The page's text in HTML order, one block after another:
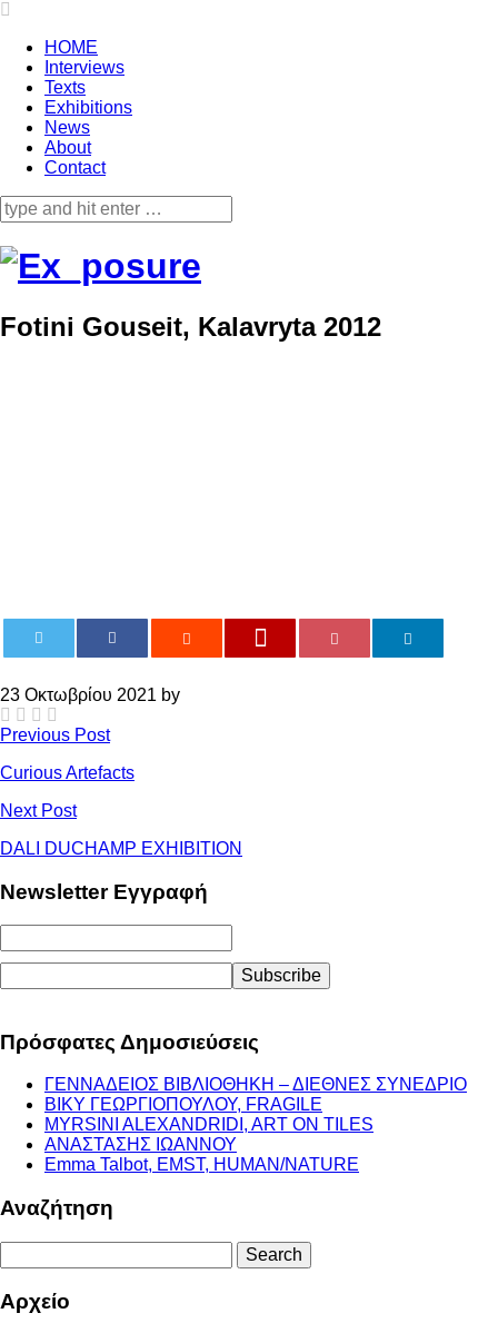
HOME
Interviews
Texts
Exhibitions
News
About
Contact
Fotini Gouseit, Kalavryta 2012
23 Οκτωβρίου 2021 by
Previous Post
Curious Artefacts
Next Post
DALI DUCHAMP EXHIBITION
Newsletter Εγγραφή
Πρόσφατες Δημοσιεύσεις
ΓΕΝΝΑΔΕΙΟΣ ΒΙΒΛΙΟΘΗΚΗ – ΔΙΕΘΝΕΣ ΣΥΝΕΔΡΙΟ
ΒΙΚΥ ΓΕΩΡΓΙΟΠΟΥΛΟΥ, FRAGILE
MYRSINI ALEXANDRIDI, ART ON TILES
ΑΝΑΣΤΑΣΗΣ ΙΩΑΝΝΟΥ
Emma Talbot, EMST, HUMAN/NATURE
Αναζήτηση
for:
Αρχείο